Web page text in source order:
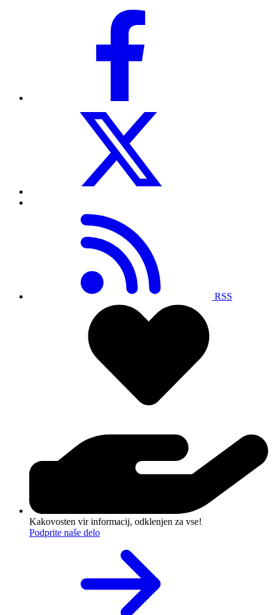
RSS
Kakovosten vir informacij, odklenjen za vse!
Podprite naše delo